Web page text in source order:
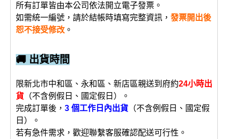
所有訂單皆由本公司依法開立電子發票。
如需統一編號，請於結帳時填寫完整資訊， 發票開出後
恕不接受修改 。
🚚 出貨時間
限新北市中和區、永和區、新店區親送到府約24小時出
貨 （不含例假日、國定假日）。
完成訂單後， 3 個工作日內出貨 （不含例假日、國定假
日）。
若有急件需求，歡迎聯繫客服確認配送可行性。